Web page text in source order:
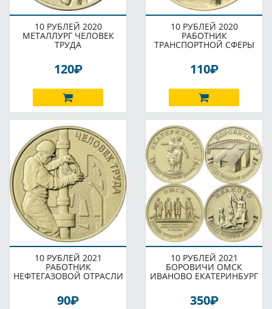
10 РУБЛЕЙ 2020
МЕТАЛЛУРГ ЧЕЛОВЕК
ТРУДА
120P
10 РУБЛЕЙ 2020
РАБОТНИК
ТРАНСПОРТНОЙ СФЕРЫ
110P
10 РУБЛЕЙ 2021
РАБОТНИК
НЕФТЕГАЗОВОЙ ОТРАСЛИ
90P
10 РУБЛЕЙ 2021
БОРОВИЧИ ОМСК
ИВАНОВО ЕКАТЕРИНБУРГ
350P